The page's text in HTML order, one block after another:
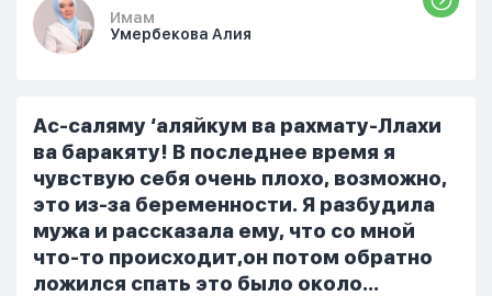
уже так не могу читать, смотреть . Дуа
я делаю скрытно если делаю дома. Я
От родных же людей.
Имам
Умербекова Алия
Ас-саляму ‘аляйкум ва рахмату-Ллахи
ва баракяту! В последнее время я
чувствую себя очень плохо, возможно,
это из-за беременности. Я разбудила
мужа и рассказала ему, что со мной
что-то происходит,он потом обратно
ложился спать это было около